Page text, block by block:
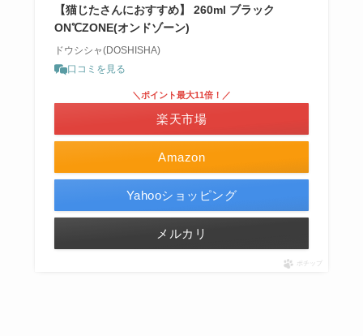
【猫じたさんにおすすめ】 260ml ブラック
ON℃ZONE(オンドゾーン)
ドウシシャ(DOSHISHA)
口コミを見る
Amazon
＼ポイント最大11倍！／
楽天市場
Yahooショッピング
メルカリ
ポチップ